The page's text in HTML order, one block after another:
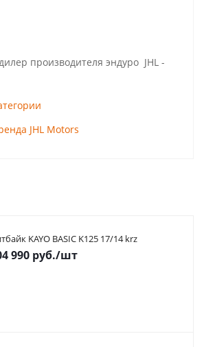
производителя эндуро JHL -
JHL Motors
KAYO BASIC K125 17/14 krz
990 руб./шт